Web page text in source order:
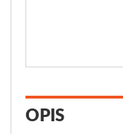
OPIS